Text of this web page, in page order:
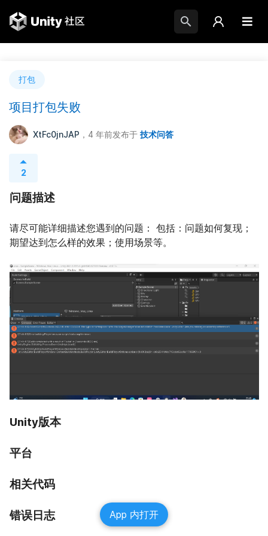
打包
项目打包失败
XtFc0jnJAP ，4 年前发布于 技术问答
2
问题描述
请尽可能详细描述您遇到的问题： 包括：问题如何复现；
期望达到怎么样的效果；使用场景等。
Unity版本
平台
相关代码
错误日志 App 内打开